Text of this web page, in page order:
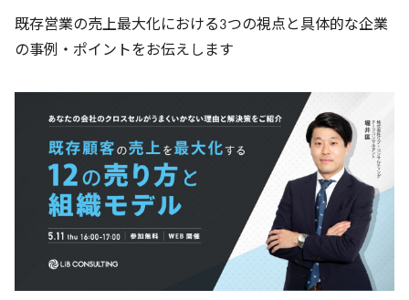
既存営業の売上最大化における3つの視点と具体的な企業
の事例・ポイントをお伝えします